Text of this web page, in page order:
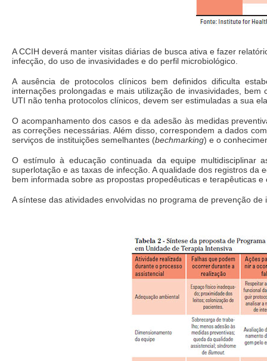
A CCIH deverá manter visitas diárias de busca ativa e fazer
infecção, do uso de invasividades e do perfil microbiológico.
A ausência de protocolos clínicos bem definidos dificulta
internações prolongadas e mais utilização de invasividades,
UTI não tenha protocolos clínicos, devem ser estimuladas a sua
O acompanhamento dos casos e da adesão às medidas
as correções necessárias. Além disso, correspondem a dados
serviços de instituições semelhantes (bechmarking) e o
O estímulo à educação continuada da equipe multidisciplinar
superlotação e as taxas de infecção. A qualidade dos registros
bem informada sobre as propostas propedêuticas e terapêuticas
A síntese das atividades envolvidas no programa de prevenção